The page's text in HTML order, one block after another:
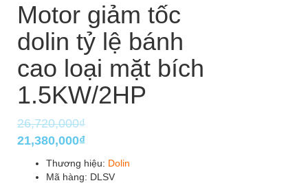
Motor giảm tốc
dolin tỷ lệ bánh
cao loại mặt bích
1.5KW/2HP
26,720,000₫
Giá
21,380,000₫Giá
hiện
tại
Thương hiệu: Dolin
Mã hàng: DLSV